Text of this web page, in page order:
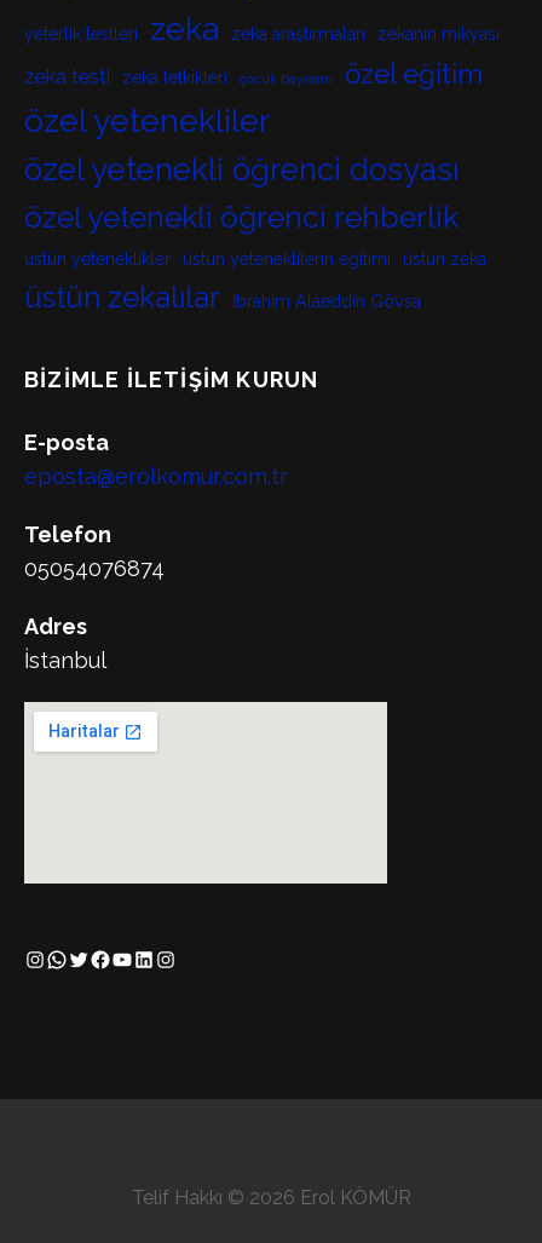
yeterlik testleri zeka zeka araştırmaları zekanın mikyası
zeka testi zeka tetkikleri çocuk bayramı özel eğitim
özel yetenekliler
özel yetenekli öğrenci dosyası
özel yetenekli öğrenci rehberlik
üstün yeteneklikler üstün yeteneklilerin eğitimi üstün zeka
üstün zekalılar İbrahim Alaeddin Gövsa
BIZIMLE İLETIŞIM KURUN
E-posta
eposta@erolkomur.com.tr
Telefon
05054076874
Adres
İstanbul
Instagram
WhatsApp
Twitter
Facebook
YouTube
LinkedIn
Instagram
Telif Hakkı © 2026 Erol KÖMÜR